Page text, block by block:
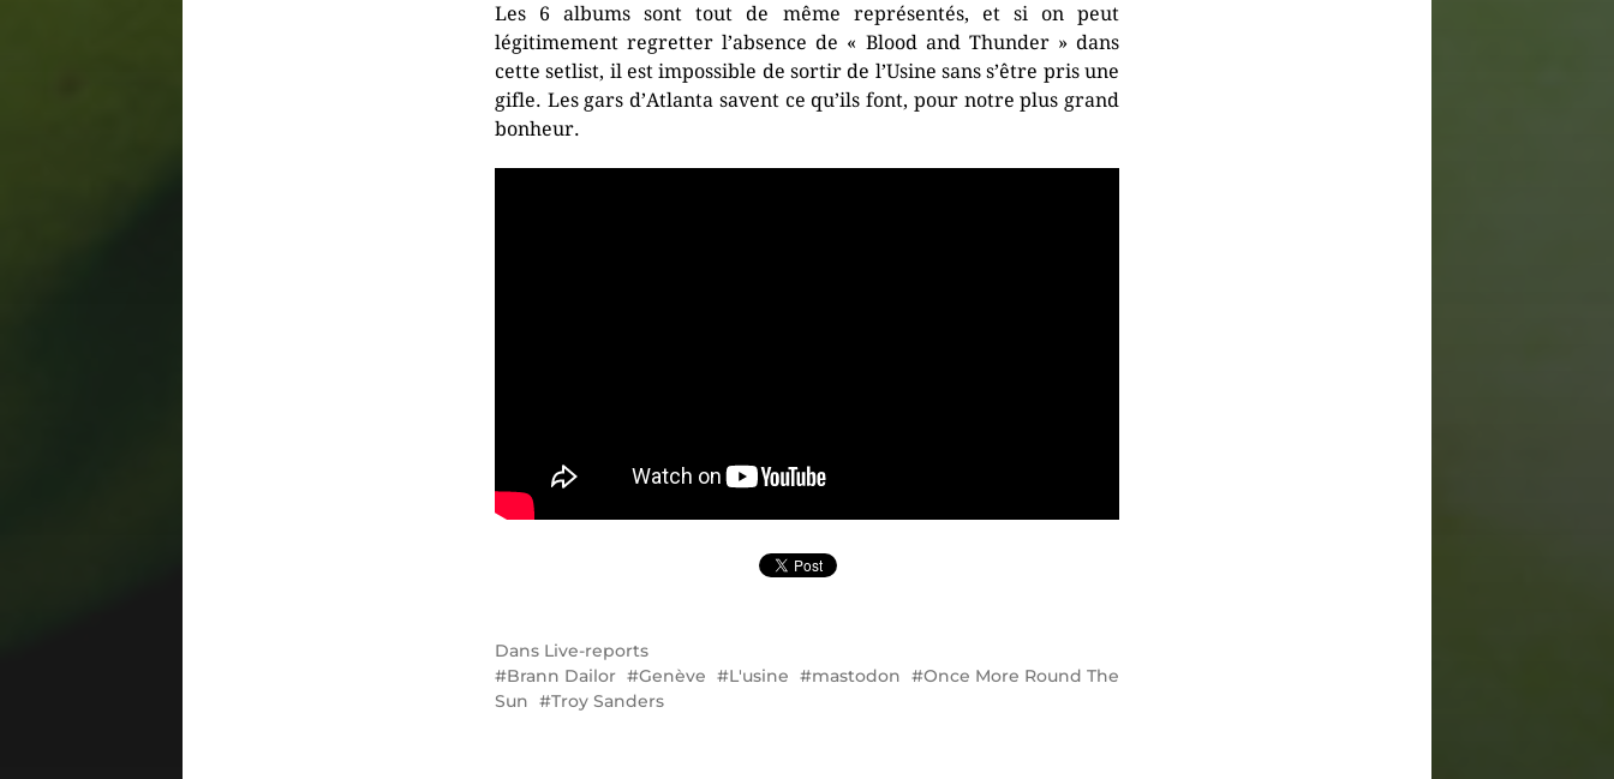
Les 6 albums sont tout de même représentés, et si on peut
légitimement regretter l’absence de « Blood and Thunder » dans
cette setlist, il est impossible de sortir de l’Usine sans s’être pris une
gifle. Les gars d’Atlanta savent ce qu’ils font, pour notre plus grand
bonheur.
Dans Live-reports
Brann Dailor
Genève L'usine mastodon
Once More Round The
Sun
Troy Sanders